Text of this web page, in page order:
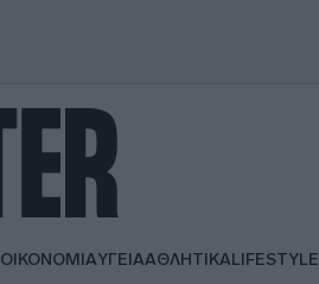
ΟΙΚΟΝΟΜΙΑΥΓΕΙΑΑΘΛΗΤΙΚΑLIFESTYLE